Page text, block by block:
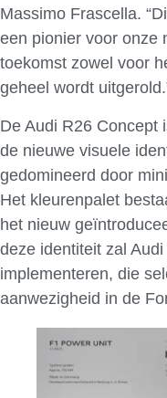
Massimo Frascella.
een pionier voor onze
toekomst zowel voor
geheel wordt
De Audi R26 Concept
de nieuwe visuele
gedomineerd door
Het kleurenpalet
het nieuw
deze identiteit zal
implementeren, die
aanwezigheid in de